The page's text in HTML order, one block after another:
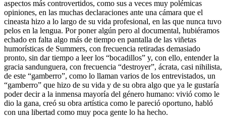
aspectos más controvertidos, como sus a veces muy polémicas
opiniones, en las muchas declaraciones ante una cámara que el
cineasta hizo a lo largo de su vida profesional, en las que nunca tuvo
pelos en la lengua. Por poner algún pero al documental, hubiéramos
echado en falta algo más de tiempo en pantalla de las viñetas
humorísticas de Summers, con frecuencia retiradas demasiado
pronto, sin dar tiempo a leer los “bocadillos” y, con ello, entender la
gracia sandunguera, con frecuencia “destroyer”, ácrata, casi nihilista,
de este “gamberro”, como lo llaman varios de los entrevistados, un
“gamberro” que hizo de su vida y de su obra algo que ya le gustaría
poder decir a la inmensa mayoría del género humano: vivió como le
dio la gana, creó su obra artística como le pareció oportuno, habló
con una libertad como muy poca gente lo ha hecho.